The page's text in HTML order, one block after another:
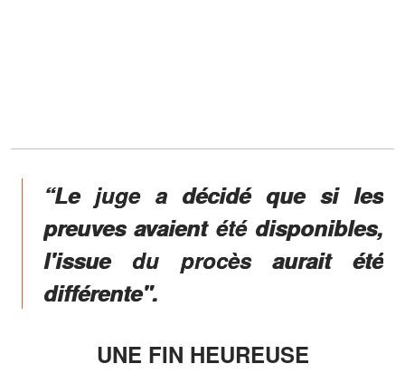
“Le juge a décidé que si les
preuves avaient été disponibles,
l'issue du procès aurait été
différente".
UNE FIN HEUREUSE